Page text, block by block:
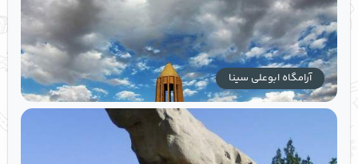
آرامگاه ابوعلی سینا